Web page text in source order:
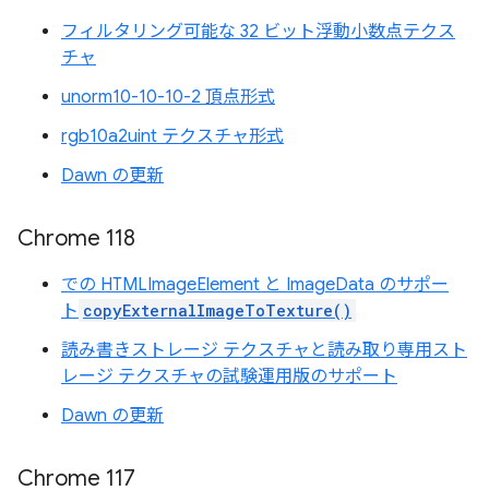
フィルタリング可能な 32 ビット浮動小数点テクス
チャ
unorm10-10-10-2 頂点形式
rgb10a2uint テクスチャ形式
Dawn の更新
Chrome 118
での HTMLImageElement と ImageData のサポー
ト copyExternalImageToTexture()
読み書きストレージ テクスチャと読み取り専用スト
レージ テクスチャの試験運用版のサポート
Dawn の更新
Chrome 117